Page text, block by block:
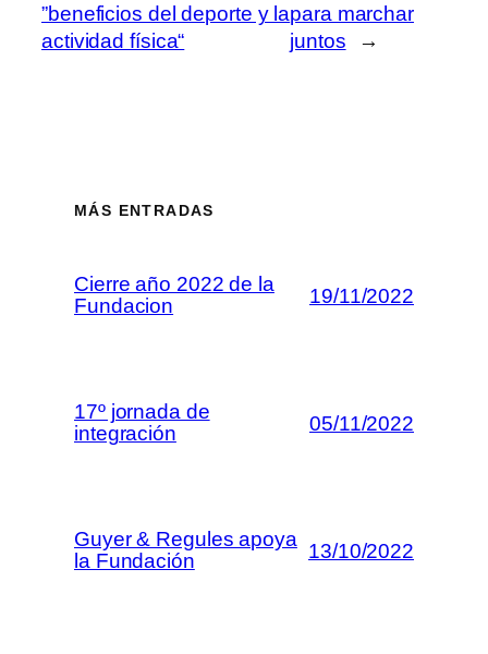
”beneficios del deporte y la
actividad física“
para marchar
juntos
→
MÁS ENTRADAS
Cierre año 2022 de la
Fundacion
19/11/2022
17º jornada de
integración
05/11/2022
Guyer & Regules apoya
la Fundación
13/10/2022